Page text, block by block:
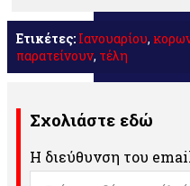
Ετικέτες: Ιανουαρίου,
παρατείνουν, τέλη
Σχολιάστε εδώ
Η διεύθυνση του